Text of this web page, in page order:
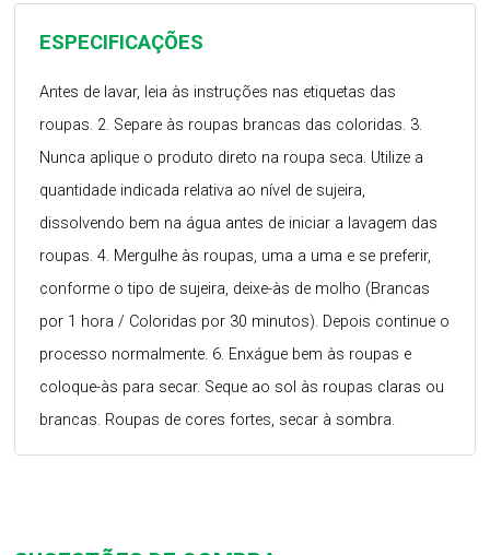
ESPECIFICAÇÕES
Antes de lavar, leia às instruções nas etiquetas das
roupas. 2. Separe às roupas brancas das coloridas. 3.
Nunca aplique o produto direto na roupa seca. Utilize a
quantidade indicada relativa ao nível de sujeira,
dissolvendo bem na água antes de iniciar a lavagem das
roupas. 4. Mergulhe às roupas, uma a uma e se preferir,
conforme o tipo de sujeira, deixe-às de molho (Brancas
por 1 hora / Coloridas por 30 minutos). Depois continue o
processo normalmente. 6. Enxágue bem às roupas e
coloque-às para secar. Seque ao sol às roupas claras ou
brancas. Roupas de cores fortes, secar à sombra.